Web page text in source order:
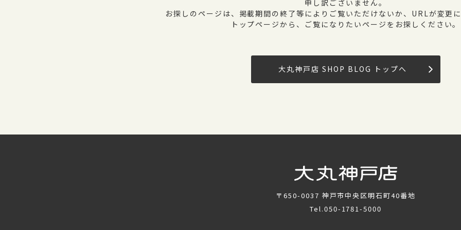
申し訳ございません。
お探しのページは、掲載期間の終了等によりご覧いただけないか、URLが変更に
トップページから、ご覧になりたいページをお探しください。
大丸神戸店 SHOP BLOG トップへ
〒650-0037 神戸市中央区明石町40番地
Tel.050-1781-5000